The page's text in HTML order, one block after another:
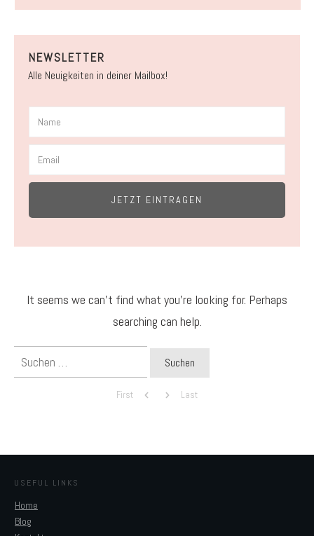
It seems we can't find what you're looking for. Perhaps
searching can help.
Suchen
nach:
First Last
NEWSLETTER
Alle Neuigkeiten in deiner Mailbox!
JETZT EINTRAGEN
USEFUL LINKS
Home
Blog